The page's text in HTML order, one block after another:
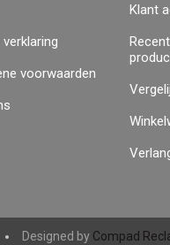
voorwaarden
Klant
Designed by Compad